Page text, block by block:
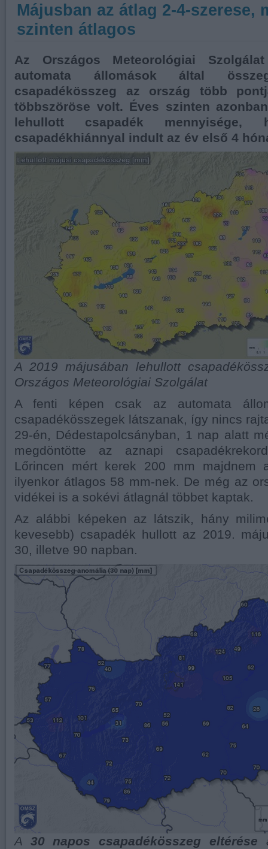
Májusban az átlag 2-4-szerese,
szinten átlagos
Az Országos Meteorológiai
automata állomások által
csapadékösszeg az ország több
többszöröse volt. Éves szinten
lehullott csapadék mennyisége,
csapadékhiánnyal indult az év első 4
A 2019 májusában lehullott
Országos Meteorológiai Szolgálat
A fenti képen csak az automata
csapadékösszegek látszanak, így nincs
29-én, Dédestapolcsányban, 1 nap alatt
megdöntötte az aznapi
Lőrincen mért kerek 200 mm majdnem
ilyenkor átlagos 58 mm-nek. De még az
vidékei is a sokévi átlagnál többet kaptak.
Az alábbi képeken az látszik, hány
kevesebb) csapadék hullott az 2019.
30, illetve 90 napban.
A 30 napos csapadékösszeg eltérése